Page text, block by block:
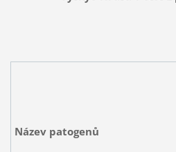
Název patogenů